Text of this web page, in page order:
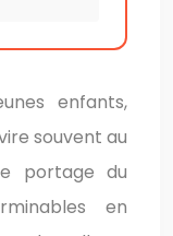
enfants,
souvent au
portage du
en